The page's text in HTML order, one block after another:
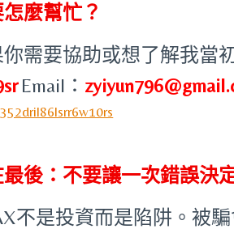
麼幫忙？
需要協助或想了解我當
Email：
後：不要讓一次錯誤決
不是投資而是陷阱。被